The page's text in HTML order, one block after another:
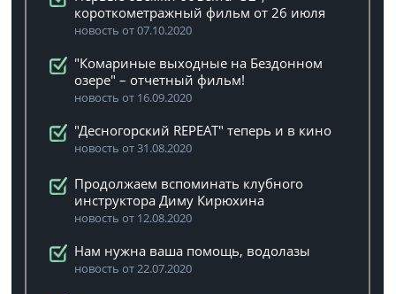
короткометражный фильм от 26 июля
новость от 07.10.2020
"Комариные выходные на Бездонном
озере" – отчетный фильм!
новость от 16.09.2020
"Десногорский REPEAT" теперь и в кино
новость от 31.08.2020
Продолжаем вспоминать клубного
инструктора Диму Кирюхина
новость от 12.08.2020
Нам нужна ваша помощь, водолазы
новость от 22.07.2020